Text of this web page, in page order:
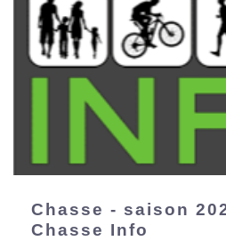
Chasse - saison
Chasse Info